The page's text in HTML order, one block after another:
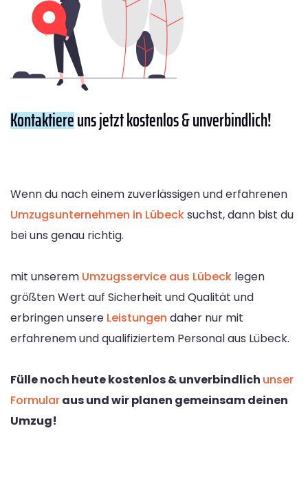
Kontaktiereuns jetzt kostenlos & unverbindlich!
Wenn du nach einem zuverlässigen und erfahrenen
Umzugsunternehmen in Lübecksuchst, dann bist du
bei uns genau richtig.
mit unserem Umzugsservice aus Lübeck legen
größten Wert auf Sicherheit und Qualität und
erbringen unsere Leistungen daher nur mit
erfahrenem und qualifiziertem Personal aus Lübeck.
Fülle noch heute kostenlos & unverbindlich unser
Formularaus und wir planen gemeinsam deinen
Umzug!